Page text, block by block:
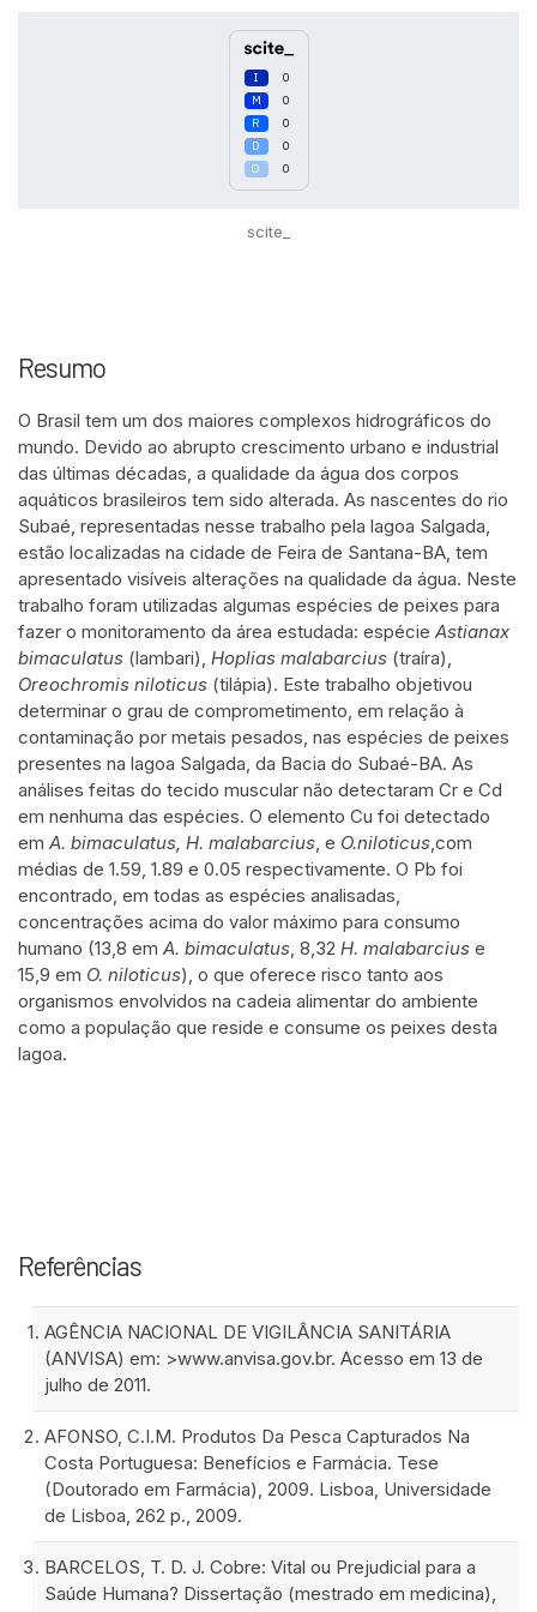
0
0
0
0
0
scite_
Resumo
O Brasil tem um dos maiores complexos hidrográficos do
mundo. Devido ao abrupto crescimento urbano e industrial
das últimas décadas, a qualidade da água dos corpos
aquáticos brasileiros tem sido alterada. As nascentes do rio
Subaé, representadas nesse trabalho pela lagoa Salgada,
estão localizadas na cidade de Feira de Santana-BA, tem
apresentado visíveis alterações na qualidade da água. Neste
trabalho foram utilizadas algumas espécies de peixes para
fazer o monitoramento da área estudada: espécie Astianax
bimaculatus (lambari), Hoplias malabarcius (traíra),
Oreochromis niloticus (tilápia). Este trabalho objetivou
determinar o grau de comprometimento, em relação à
contaminação por metais pesados, nas espécies de peixes
presentes na lagoa Salgada, da Bacia do Subaé-BA. As
análises feitas do tecido muscular não detectaram Cr e Cd
em nenhuma das espécies. O elemento Cu foi detectado
em A. bimaculatus, H. malabarcius, e O.niloticus,com
médias de 1.59, 1.89 e 0.05 respectivamente. O Pb foi
encontrado, em todas as espécies analisadas,
concentrações acima do valor máximo para consumo
humano (13,8 em A. bimaculatus, 8,32 H. malabarcius e
15,9 em O. niloticus), o que oferece risco tanto aos
organismos envolvidos na cadeia alimentar do ambiente
como a população que reside e consume os peixes desta
lagoa.
Referências
AGÊNCIA NACIONAL DE VIGILÂNCIA SANITÁRIA
(ANVISA) em: >www.anvisa.gov.br. Acesso em 13 de
julho de 2011.
AFONSO, C.I.M. Produtos Da Pesca Capturados Na
Costa Portuguesa: Benefícios e Farmácia. Tese
(Doutorado em Farmácia), 2009. Lisboa, Universidade
de Lisboa, 262 p., 2009.
BARCELOS, T. D. J. Cobre: Vital ou Prejudicial para a
Saúde Humana? Dissertação (mestrado em medicina),